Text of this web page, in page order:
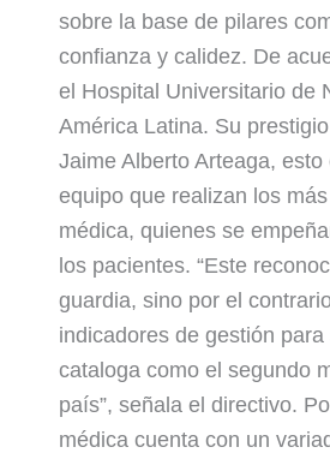
sobre la base de pilares
confianza y calidez. De
el Hospital Universitario de
América Latina. Su
Jaime Alberto Arteaga,
equipo que realizan los
médica, quienes se
los pacientes. “Este
guardia, sino por el
indicadores de gestión
cataloga como el segundo
país”, señala el directivo.
médica cuenta con un